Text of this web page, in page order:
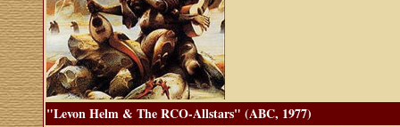
"Levon Helm & The RCO-Allstars" (ABC, 1977)